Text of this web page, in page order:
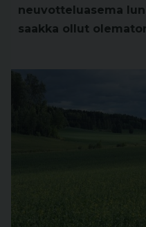
neuvotteluasema
saakka ollut